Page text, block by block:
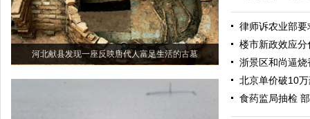
河北献县发现一座反映唐代人富足生活的古墓
律师诉农业部
楼市新政效应
浙景区和尚逼
北京单价破10
食药监局抽检